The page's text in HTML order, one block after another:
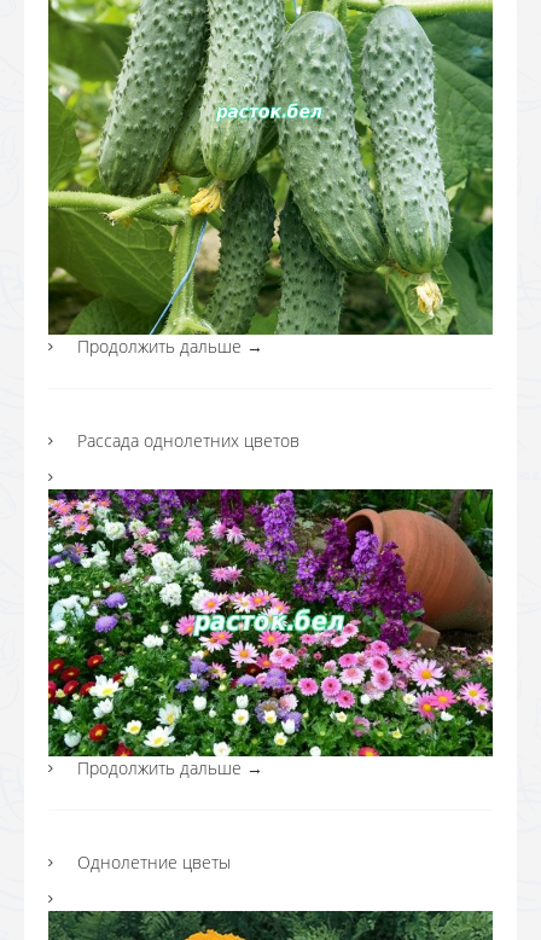
Продолжить дальше →
Рассада однолетних цветов
Продолжить дальше →
Однолетние цветы